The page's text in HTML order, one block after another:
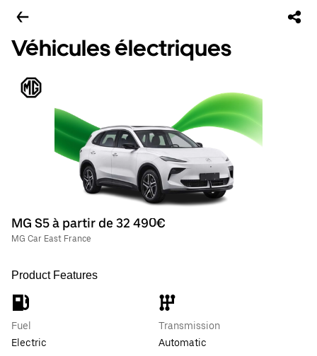
Véhicules électriques
MG S5 à partir de 32 490€
MG Car East France
Product Features
Fuel
Electric
Transmission
Automatic